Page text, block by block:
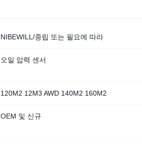
NIBEWILL/중립 또는 필요에 따라
오일 압력 센서
120M2 12M3 AWD 140M2 160M2
OEM 및 신규